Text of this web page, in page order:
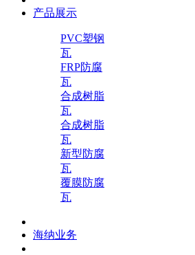
产品展示
PVC塑钢
瓦
FRP防腐
瓦
合成树脂
瓦
合成树脂
瓦
新型防腐
瓦
覆膜防腐
瓦
海纳业务